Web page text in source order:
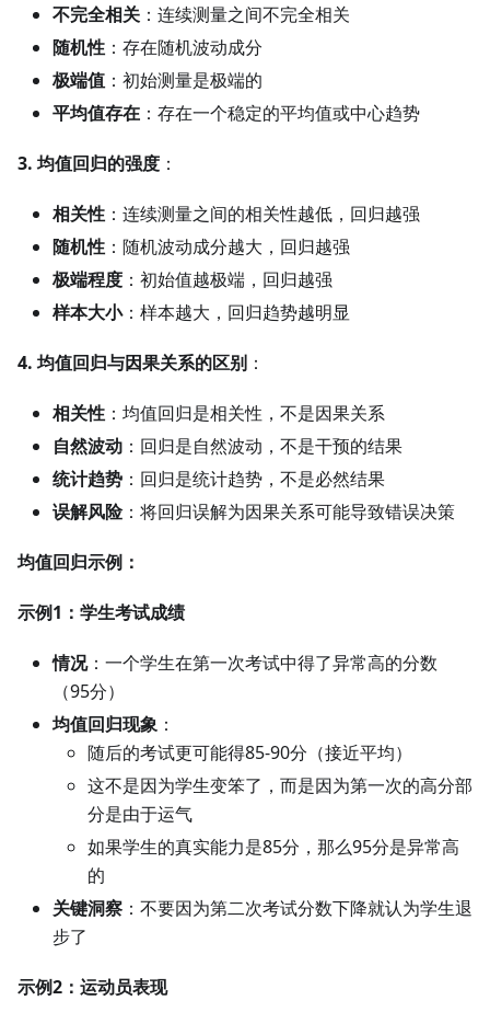
不完全相关 ：连续测量之间不完全相关
随机性 ：存在随机波动成分
极端值 ：初始测量是极端的
平均值存在 ：存在一个稳定的平均值或中心趋势
3. 均值回归的强度 ：
相关性 ：连续测量之间的相关性越低，回归越强
随机性 ：随机波动成分越大，回归越强
极端程度 ：初始值越极端，回归越强
样本大小：样本越大，回归趋势越明显
4. 均值回归与因果关系的区别 ：
相关性 ：均值回归是相关性，不是因果关系
自然波动 ：回归是自然波动，不是干预的结果
统计趋势 ：回归是统计趋势，不是必然结果
误解风险：将回归误解为因果关系可能导致错误决策
均值回归示例：
示例1：学生考试成绩
情况：一个学生在第一次考试中得了异常高的分数
（95分）
均值回归现象 ：
随后的考试更可能得85-90分（接近平均）
这不是因为学生变笨了，而是因为第一次的高分部
分是由于运气
如果学生的真实能力是85分，那么95分是异常高
的
关键洞察 ：不要因为第二次考试分数下降就认为学生退
步了
示例2：运动员表现